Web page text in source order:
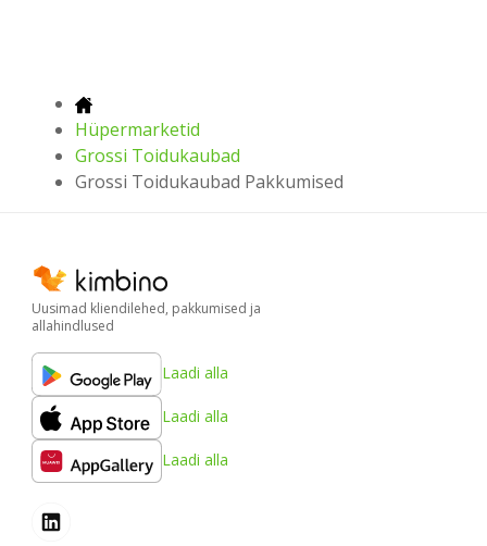
Hüpermarketid
Grossi Toidukaubad
Grossi Toidukaubad Pakkumised
Uusimad kliendilehed, pakkumised ja
allahindlused
Laadi alla
Laadi alla
Laadi alla